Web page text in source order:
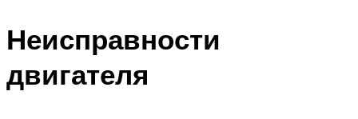
Неисправности
двигателя